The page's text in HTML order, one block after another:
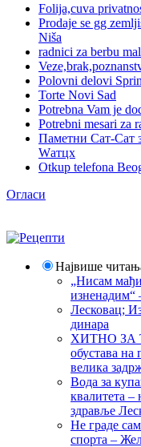
Folija,cuva
Prodaje se gg
Niša
radnici za berbu
Polovni delovi
Torte Novi Sad
Potrebna Vam je
Potrebni mesari za
Паметни Сат-Сат
Wатцх
Otkup telefona
Огласи
Највише
„Нисам
изненадим“
Лесковац;
динара
ХИТНО ЗА
обустава на
велика
Вода за
квалитета –
здравље
Не граде
спорта –